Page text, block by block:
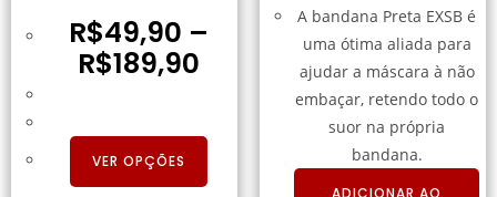
R$49,90 –
R$189,90
VER OPÇÕES
A bandana Preta EXSB é
uma ótima aliada para
ajudar a máscara à não
embaçar, retendo todo o
suor na própria
bandana.
ADICIONAR AO